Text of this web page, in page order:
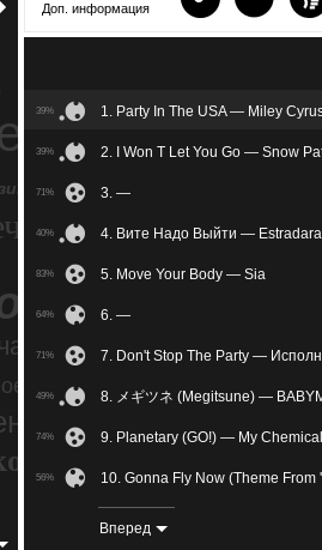
ностальгия
зимний экстрим
злость
беспокойное
Доп. информация
39% 1. Party In The USA — Miley
39% 2. I Won T Let You Go — Snow
71% 3. —
40% 4. Вите Надо Выйти —
83% 5. Move Your Body — Sia
64% 6. —
71% 7. Don't Stop The Party —
49% 8. メギツネ (Megitsune) —
74% 9. Planetary (GO!) — My
56% 10. Gonna Fly Now (Theme
11. 촉이 와 (Can You Feel It?) —
Вперед